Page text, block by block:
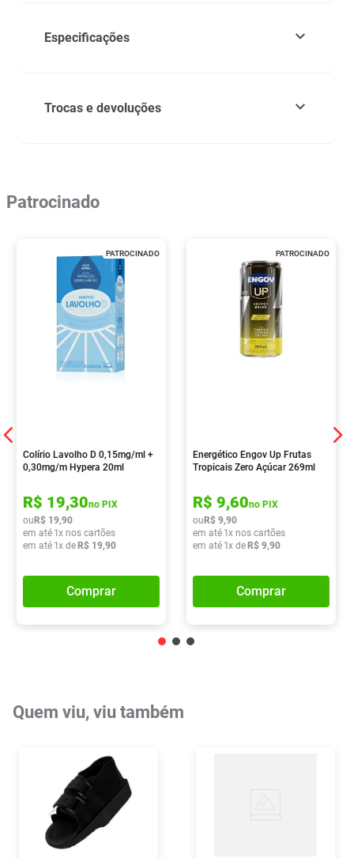
Especificações
Trocas e devoluções
Patrocinado
PATROCINADO
Colírio Lavolho D 0,15mg/ml +
0,30mg/m Hypera 20ml
R$ 19,30no PIX
ou R$ 19,90
em até 1x nos cartões
em até 1x de R$ 19,90
Comprar
PATROCINADO
Energético Engov Up Frutas
Tropicais Zero Açúcar 269ml
R$ 9,60no PIX
ou R$ 9,90
em até 1x nos cartões
em até 1x de R$ 9,90
Comprar
Quem viu, viu também